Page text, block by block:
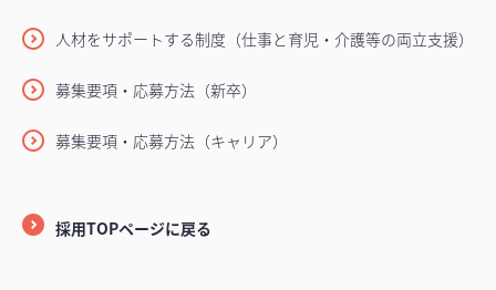
人材をサポートする制度（仕事と育児・介護等の両立支援）
募集要項・応募方法（新卒）
募集要項・応募方法（キャリア）
採用TOPページに戻る